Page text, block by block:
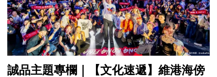
誠品主題專欄｜【文化速遞】維港海傍